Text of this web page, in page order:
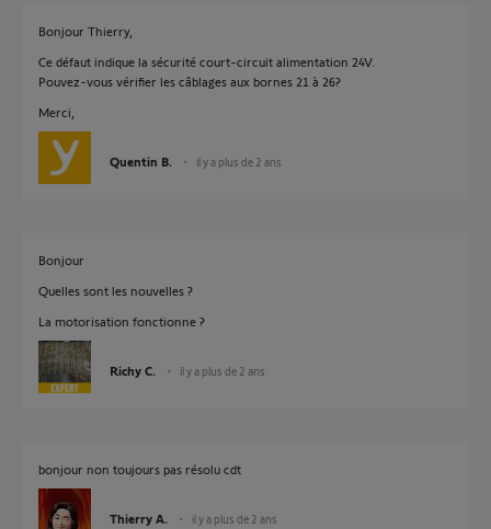
Bonjour Thierry,
Ce défaut indique la sécurité court-circuit alimentation 24V.
Pouvez-vous vérifier les câblages aux bornes 21 à 26?
Merci,
Quentin B. il y a plus de 2 ans
Bonjour
Quelles sont les nouvelles ?
La motorisation fonctionne ?
Richy C. il y a plus de 2 ans
bonjour non toujours pas résolu cdt
Thierry A. il y a plus de 2 ans